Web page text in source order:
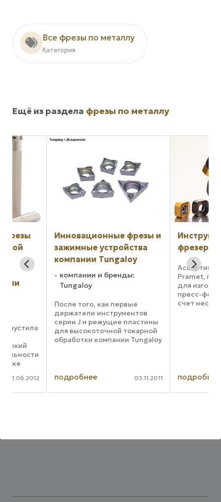
Все фрезы по металлу
Категория
Ещё из раздела фрезы по металлу
Инновационные фрезы и
зажимные устройства
компании Tungaloy
компании и бренды:
Tungaloy
После того, как первые
держатели инструментов
серии J и режущие пластины
для высокоточной токарной
обработки компании Tungaloy
завоевали успех на рынке
металлообрабатывающего
производители взялись за
моделей и ...
подробнее
Инструмент
фрезерования
Ассортимент фрез
Pramet,
для изготовления
пресс-форм,
счет нескольких
режущую пластину
SNGX11 для
большой подачей и
подробнее